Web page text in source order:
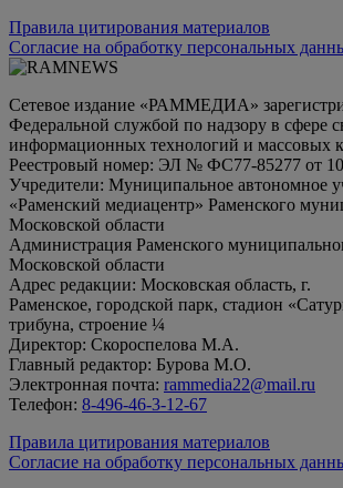
Правила цитирования материалов
Согласие на обработку персональных
Сетевое издание «РАММЕДИА»
Федеральной службой по надзору в сфере
информационных технологий и массовых
Реестровый номер: ЭЛ № ФС77-85277 от
Учредители: Муниципальное автономное
«Раменский медиацентр» Раменского
Московской области
Администрация Раменского
Московской области
Адрес редакции: Московская область, г.
Раменское, городской парк, стадион
трибуна, строение ¼
Директор: Скороспелова М.А.
Главный редактор: Бурова М.О.
Электронная почта: rammedia22@mail.ru
Телефон: 8-496-46-3-12-67
Правила цитирования материалов
Согласие на обработку персональных